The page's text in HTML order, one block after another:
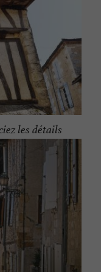
les détails